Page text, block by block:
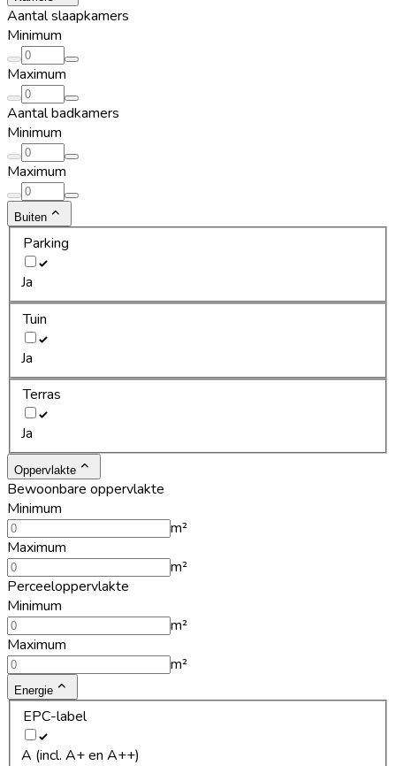
Aantal slaapkamers
Minimum
Maximum
Aantal badkamers
Minimum
Maximum
Buiten
Parking
Ja
Tuin
Ja
Terras
Ja
Oppervlakte
Bewoonbare oppervlakte
Minimum
m²
Maximum
m²
Perceeloppervlakte
Minimum
m²
Maximum
m²
Energie
EPC-label
A (incl. A+ en A++)